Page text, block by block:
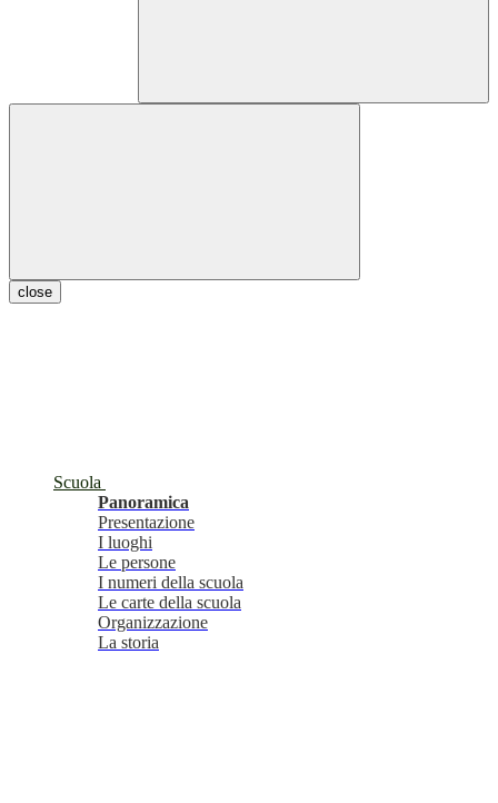
close
Scuola
Panoramica
Presentazione
I luoghi
Le persone
I numeri della scuola
Le carte della scuola
Organizzazione
La storia